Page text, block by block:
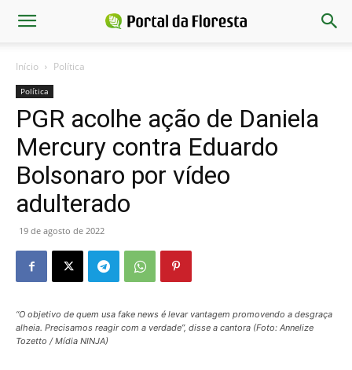
Início Política
Política
PGR acolhe ação de Daniela
Mercury contra Eduardo
Bolsonaro por vídeo
adulterado
19 de agosto de 2022
“O objetivo de quem usa fake news é levar vantagem promovendo a desgraça
alheia. Precisamos reagir com a verdade”, disse a cantora (Foto: Annelize
Tozetto / Mídia NINJA)